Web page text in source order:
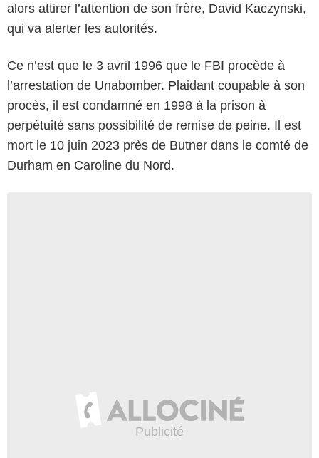
alors attirer l’attention de son frère, David Kaczynski,
qui va alerter les autorités.
Ce n’est que le 3 avril 1996 que le FBI procède à
l’arrestation de Unabomber. Plaidant coupable à son
procès, il est condamné en 1998 à la prison à
perpétuité sans possibilité de remise de peine. Il est
mort le 10 juin 2023 près de Butner dans le comté de
Durham en Caroline du Nord.